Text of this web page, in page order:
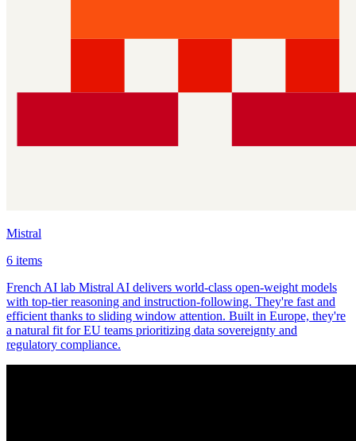
Mistral
6 items
French AI lab Mistral AI delivers world-class open-weight models
with top-tier reasoning and instruction-following. They're fast and
efficient thanks to sliding window attention. Built in Europe, they're
a natural fit for EU teams prioritizing data sovereignty and
regulatory compliance.